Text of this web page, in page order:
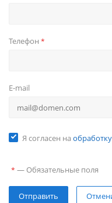
Телефон *
E-mail
Я согласен на
* — Обязательные поля
Отправить